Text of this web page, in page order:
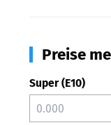
Preise
Super (E10)